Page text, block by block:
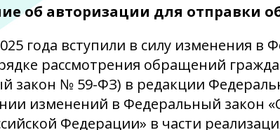
об авторизации для отправки
года вступили в силу изменения
рассмотрения обращений
закон № 59-ФЗ) в редакции
изменений в Федеральный закон
Федерации» в части